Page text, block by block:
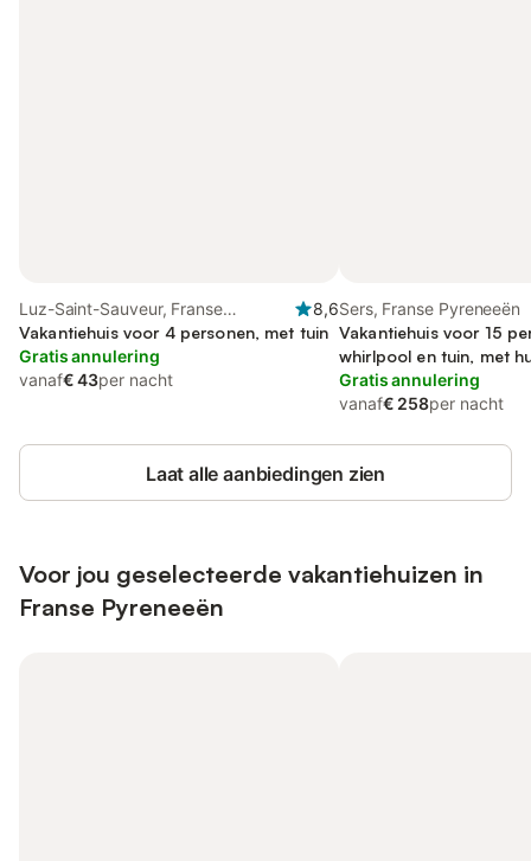
Luz-Saint-Sauveur, Franse
Pyreneeën
8,6
Vakantiehuis voor 4 personen, met tuin
Gratis annulering
vanaf€ 43per nacht
Sers, Franse Pyreneeën
Vakantiehuis voor 15
whirlpool en tuin, met
Gratis annulering
vanaf€ 258per nacht
Laat alle aanbiedingen zien
Voor jou geselecteerde vakantiehuizen in
Franse Pyreneeën